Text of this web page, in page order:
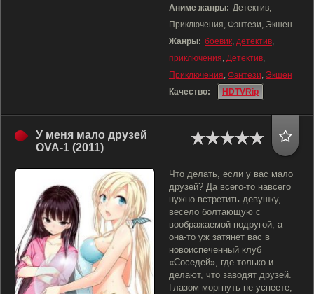
Аниме жанры: Детектив,
Приключения, Фэнтези, Экшен
Жанры: боевик, детектив,
приключения, Детектив,
Приключения, Фэнтези, Экшен
Качество:
HDTVRip
У меня мало друзей
OVA-1 (2011)
Что делать, если у вас мало
друзей? Да всего-то навсего
нужно встретить девушку,
весело болтающую с
воображаемой подругой, а
она-то уж затянет вас в
новоиспеченный клуб
«Соседей», где только и
делают, что заводят друзей.
Глазом моргнуть не успеете,